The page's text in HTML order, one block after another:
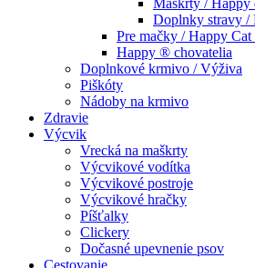
Maškrty /
Doplnky stravy
Pre mačky / Happy
Happy ® chovatelia
Doplnkové krmivo / Výživa
Piškóty
Nádoby na krmivo
Zdravie
Výcvik
Vrecká na maškrty
Výcvikové vodítka
Výcvikové postroje
Výcvikové hračky
Píšťalky
Clickery
Dočasné upevnenie psov
Cestovanie